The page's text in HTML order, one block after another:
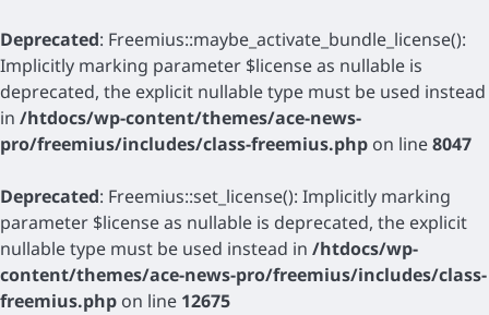
Deprecated: Freemius::maybe_activate_bundle_license():
Implicitly marking parameter $license as nullable is
deprecated, the explicit nullable type must be used instead
in /htdocs/wp-content/themes/ace-news-
pro/freemius/includes/class-freemius.php on line8047
Deprecated: Freemius::set_license(): Implicitly marking
parameter $license as nullable is deprecated, the explicit
nullable type must be used instead in /htdocs/wp-
content/themes/ace-news-pro/freemius/includes/class-
freemius.php on line 12675